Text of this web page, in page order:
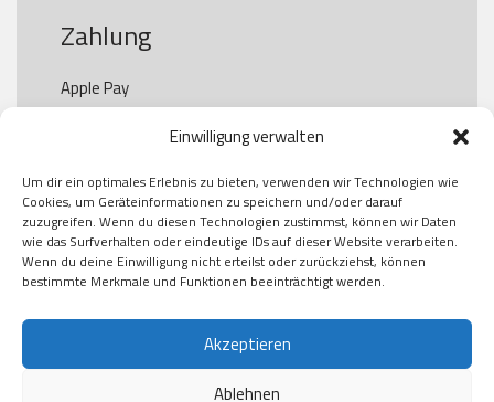
Einwilligung verwalten
Um dir ein optimales Erlebnis zu bieten, verwenden wir Technologien wie
Cookies, um Geräteinformationen zu speichern und/oder darauf
zuzugreifen. Wenn du diesen Technologien zustimmst, können wir Daten
wie das Surfverhalten oder eindeutige IDs auf dieser Website verarbeiten.
Wenn du deine Einwilligung nicht erteilst oder zurückziehst, können
bestimmte Merkmale und Funktionen beeinträchtigt werden.
Akzeptieren
Ablehnen
Zahlung
Apple Pay
Paypal
Kauf auf Rechung
Klarna
American Express